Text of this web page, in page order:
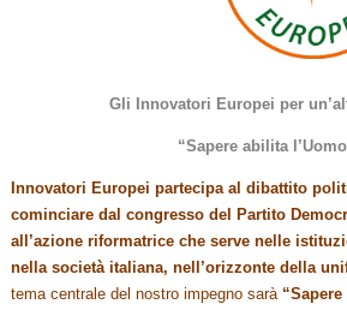
Gli Innovatori Europei per
“Sapere abilita
Innovatori Europei partecipa al dibattito
cominciare dal congresso del Partito
all’azione riformatrice che serve nelle
nella società italiana, nell’orizzonte della
tema centrale del nostro impegno sarà